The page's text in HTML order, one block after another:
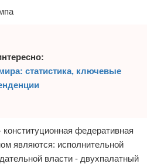
статистика, ключевые
федеративная
являются: исполнительной
власти - двухпалатный